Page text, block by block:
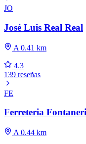
JO
José Luis Real Real
A 0.41 km
4.3
139 reseñas
FE
Ferreteria
A 0.44 km